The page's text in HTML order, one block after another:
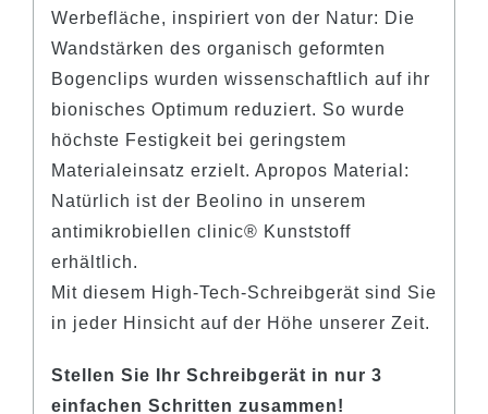
Werbefläche, inspiriert von der Natur: Die
Wandstärken des organisch geformten
Bogenclips wurden wissenschaftlich auf ihr
bionisches Optimum reduziert. So wurde
höchste Festigkeit bei geringstem
Materialeinsatz erzielt. Apropos Material:
Natürlich ist der Beolino in unserem
antimikrobiellen clinic® Kunststoff
erhältlich.
Mit diesem High-Tech-Schreibgerät sind Sie
in jeder Hinsicht auf der Höhe unserer Zeit.
Stellen Sie Ihr Schreibgerät in nur 3
einfachen Schritten zusammen!